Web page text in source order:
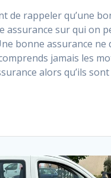
de rappeler qu’une
assurance sur qui on
bonne assurance ne
jamais les
alors qu’ils